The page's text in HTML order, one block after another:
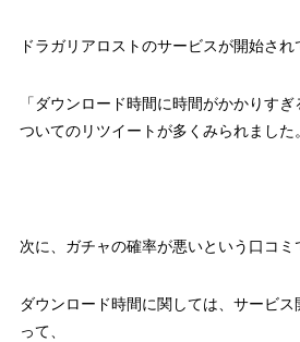
ドラガリアロストのサービスが開始され
「ダウンロード時間に時間がかかりす
ついてのリツイートが多くみられました。
次に、ガチャの確率が悪いという口コミ
ダウンロード時間に関しては、サービ
って、